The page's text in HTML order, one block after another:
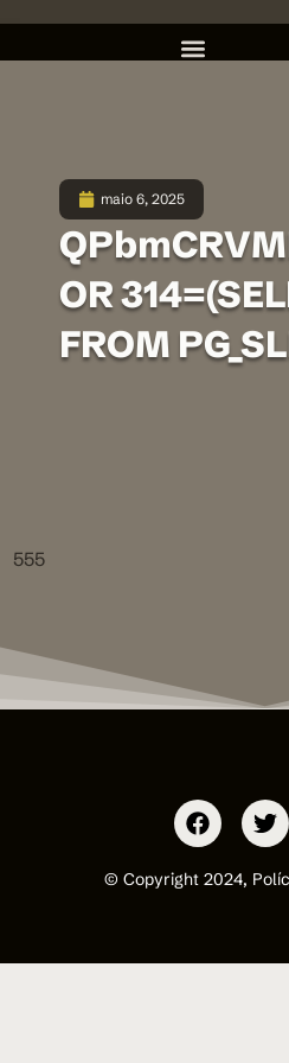
maio 6, 2025
OR
FROM
555
© Copyright 2024,